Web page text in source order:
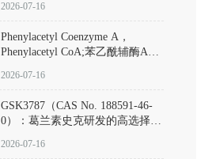
激酶抑制剂的深度剖析
2026-07-16
Phenylacetyl Coenzyme A，
Phenylacetyl CoA;苯乙酰辅酶A
2026-07-16
GSK3787（CAS No. 188591-46-
0）：葛兰素史克研发的高选择
抗剂，被广泛视为研究PPARδ核
2026-07-16